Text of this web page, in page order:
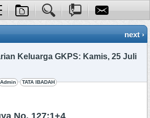
next ›
Keluarga GKPS: Kamis, 25 Juli
Admin TATA IBADAH
No. 127:1+4